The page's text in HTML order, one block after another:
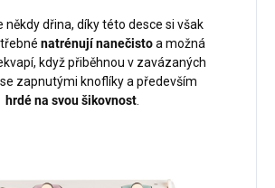
někdy dřina, díky této desce si však
natrénují nanečistoa možná
když přiběhnou v zavázaných
zapnutými knoflíky a především
hrdé na svou šikovnost.